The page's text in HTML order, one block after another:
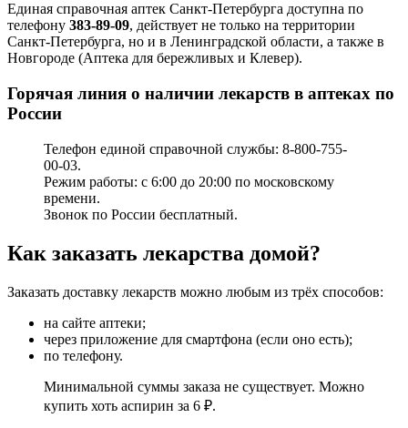
Единая справочная аптек Санкт-Петербурга доступна по
телефону 383-89-09, действует не только на территории
Санкт-Петербурга, но и в Ленинградской области, а также в
Новгороде (Аптека для бережливых и Клевер).
Горячая линия о наличии лекарств в аптеках по
России
Телефон единой справочной службы: 8-800-755-
00-03.
Режим работы: с 6:00 до 20:00 по московскому
времени.
Звонок по России бесплатный.
Как заказать лекарства домой?
Заказать доставку лекарств можно любым из трёх способов:
на сайте аптеки;
через приложение для смартфона (если оно есть);
по телефону.
Минимальной суммы заказа не существует. Можно
купить хоть аспирин за 6 ₽.